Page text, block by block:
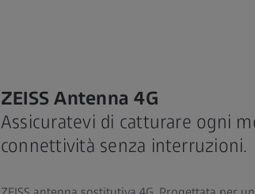
ZEISS Antenna 4G
Assicuratevi di catturare ogni
connettività senza interruzioni.